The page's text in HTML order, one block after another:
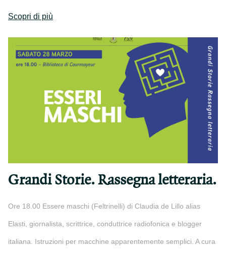
Scopri di più
Grandi Storie. Rassegna letteraria.
Ore 18.00 Essere maschi (Feltrinelli) di Claudia de Lillo alias
Elasti, giornalista, scrittrice, conduttrice radiofonica e blogger
italiana. Istruzioni per macchine apparentemente semplici. A cura